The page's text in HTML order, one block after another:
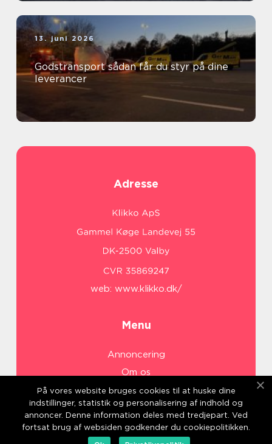
13. juni 2026
Godstransport sådan får du styr på dine
leverancer
Adresse
web: www.klikko.dk/
Menu
Annoncering
Om os
Cookies
Kontakt os
Sitemap
På vores website bruges cookies til at huske dine
indstillinger, statistik og personalisering af indhold og
annoncer. Denne information deles med tredjepart. Ved
fortsat brug af websiden godkender du cookiepolitikken.